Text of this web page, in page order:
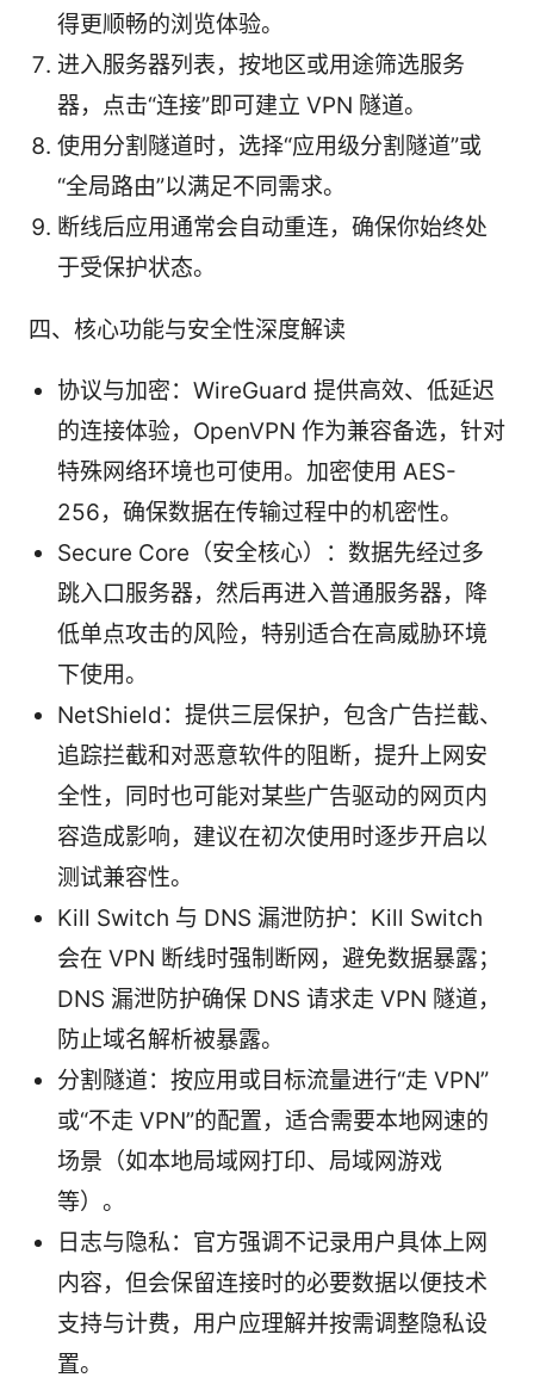
得更顺畅的浏览体验。
进入服务器列表，按地区或用途筛选服务
器，点击“连接”即可建立 VPN 隧道。
使用分割隧道时，选择“应用级分割隧道”或
“全局路由”以满足不同需求。
断线后应用通常会自动重连，确保你始终处
于受保护状态。
四、核心功能与安全性深度解读
协议与加密：WireGuard 提供高效、低延迟
的连接体验，OpenVPN 作为兼容备选，针对
特殊网络环境也可使用。加密使用 AES-
256，确保数据在传输过程中的机密性。
Secure Core（安全核心）：数据先经过多
跳入口服务器，然后再进入普通服务器，降
低单点攻击的风险，特别适合在高威胁环境
下使用。
NetShield：提供三层保护，包含广告拦截、
追踪拦截和对恶意软件的阻断，提升上网安
全性，同时也可能对某些广告驱动的网页内
容造成影响，建议在初次使用时逐步开启以
测试兼容性。
Kill Switch 与 DNS 漏泄防护：Kill Switch
会在 VPN 断线时强制断网，避免数据暴露；
DNS 漏泄防护确保 DNS 请求走 VPN 隧道，
防止域名解析被暴露。
分割隧道：按应用或目标流量进行“走 VPN”
或“不走 VPN”的配置，适合需要本地网速的
场景（如本地局域网打印、局域网游戏
等）。
日志与隐私：官方强调不记录用户具体上网
内容，但会保留连接时的必要数据以便技术
支持与计费，用户应理解并按需调整隐私设
置。